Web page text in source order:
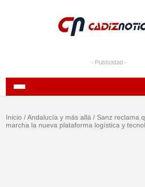
- Publicidad -
Inicio /Andalucía y más allá / Sanz reclama
marcha la nueva plataforma logística y